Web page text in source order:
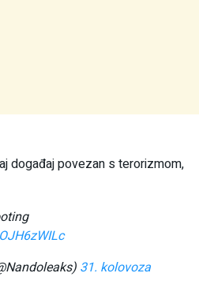
događaj povezan s terorizmom,
31. kolovoza